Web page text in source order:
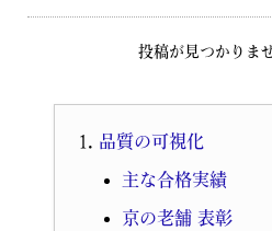
投稿が見つかりま
品質の可視化
主な合格実績
京の老舗 表彰